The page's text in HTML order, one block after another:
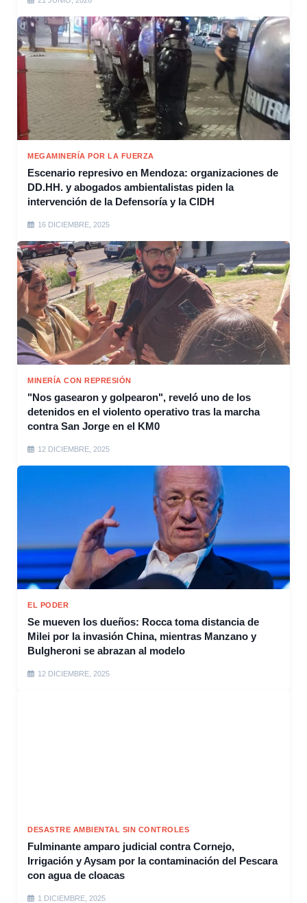
MEGAMINERÍA POR LA FUERZA
Escenario represivo en Mendoza: organizaciones de
DD.HH. y abogados ambientalistas piden la
intervención de la Defensoría y la CIDH
16 DICIEMBRE, 2025
MINERÍA CON REPRESIÓN
"Nos gasearon y golpearon", reveló uno de los
detenidos en el violento operativo tras la marcha
contra San Jorge en el KM0
12 DICIEMBRE, 2025
EL PODER
Se mueven los dueños: Rocca toma distancia de
Milei por la invasión China, mientras Manzano y
Bulgheroni se abrazan al modelo
12 DICIEMBRE, 2025
DESASTRE AMBIENTAL SIN CONTROLES
Fulminante amparo judicial contra Cornejo,
Irrigación y Aysam por la contaminación del Pescara
con agua de cloacas
1 DICIEMBRE, 2025